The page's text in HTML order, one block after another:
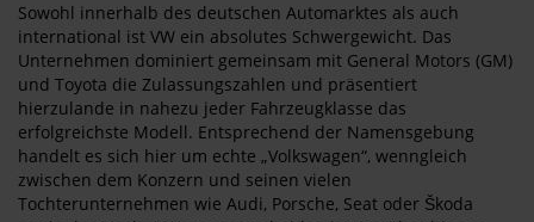
Sowohl innerhalb des deutschen Automarktes als auch
international ist VW ein absolutes Schwergewicht. Das
Unternehmen dominiert gemeinsam mit General Motors (GM)
und Toyota die Zulassungszahlen und präsentiert
hierzulande in nahezu jeder Fahrzeugklasse das
erfolgreichste Modell. Entsprechend der Namensgebung
handelt es sich hier um echte „Volkswagen“, wenngleich
zwischen dem Konzern und seinen vielen
Tochterunternehmen wie Audi, Porsche, Seat oder Škoda